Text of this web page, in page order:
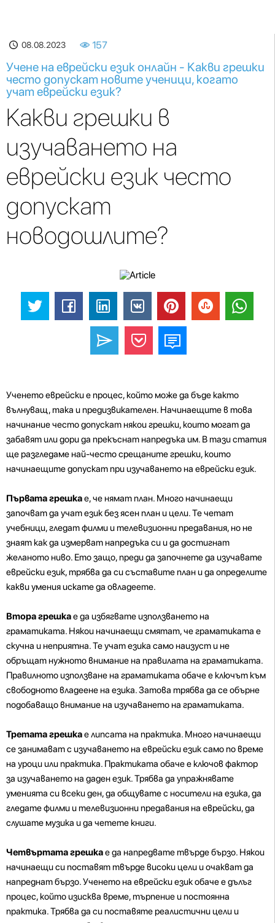
08.08.2023 157
Учене на еврейски език онлайн - Какви грешки
често допускат новите ученици, когато
учат еврейски език?
Какви грешки в
изучаването на
еврейски език често
допускат
новодошлите?
Ученето еврейски е процес, който може да бъде както
вълнуващ, така и предизвикателен. Начинаещите в това
начинание често допускат някои грешки, които могат да
забавят или дори да прекъснат напредъка им. В тази статия
ще разгледаме най-често срещаните грешки, които
начинаещите допускат при изучаването на еврейски език.
Първата грешкае, че нямат план. Много начинаещи
започват да учат език без ясен план и цели. Те четат
учебници, гледат филми и телевизионни предавания, но не
знаят как да измерват напредъка си и да достигнат
желаното ниво. Ето защо, преди да започнете да изучавате
еврейски език, трябва да си съставите план и да определите
какви умения искате да овладеете.
Втора грешкае да избягвате използването на
граматиката. Някои начинаещи смятат, че граматиката е
скучна и неприятна. Те учат езика само наизуст и не
обръщат нужното внимание на правилата на граматиката.
Правилното използване на граматиката обаче е ключът към
свободното владеене на езика. Затова трябва да се обърне
подобаващо внимание на изучаването на граматиката.
Третата грешкае липсата на практика. Много начинаещи
се занимават с изучаването на еврейски език само по време
на уроци или практика. Практиката обаче е ключов фактор
за изучаването на даден език. Трябва да упражнявате
уменията си всеки ден, да общувате с носители на езика, да
гледате филми и телевизионни предавания на еврейски, да
слушате музика и да четете книги.
Четвъртата грешкае да напредвате твърде бързо. Някои
начинаещи си поставят твърде високи цели и очакват да
напреднат бързо. Ученето на еврейски език обаче е дълъг
процес, който изисква време, търпение и постоянна
практика. Трябва да си поставяте реалистични цели и